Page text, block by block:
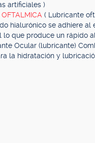
artificiales )
( Lubricante
hialurónico se adhiere
que produce un rápido
Ocular (lubricante)
la hidratación y